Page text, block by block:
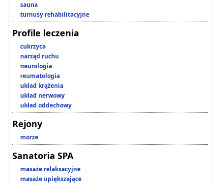
sauna
turnusy rehabilitacyjne
Profile leczenia
cukrzyca
narząd ruchu
neurologia
reumatologia
układ krążenia
układ nerwowy
układ oddechowy
Rejony
morze
Sanatoria SPA
masaże relaksacyjne
masaże upiększające